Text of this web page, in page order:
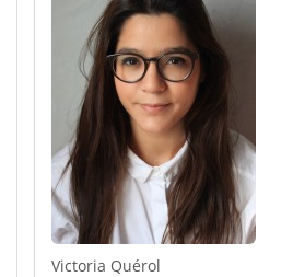
Victoria Quérol